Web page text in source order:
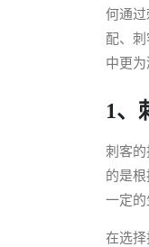
何通
配、
中更为
1、
刺客
的是
一定的
在选